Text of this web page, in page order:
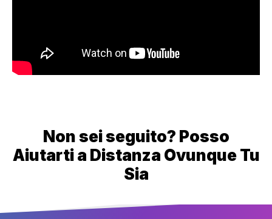
Non sei seguito? Posso
Aiutarti a Distanza Ovunque Tu
Sia